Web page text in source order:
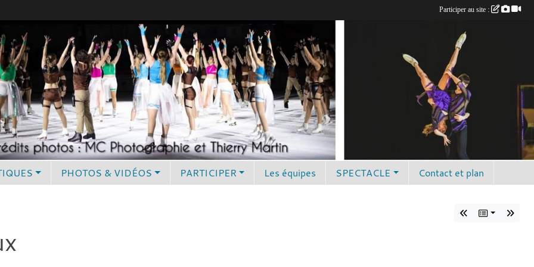
PHOTOS & VIDÉOS PARTICIPER Les équipes SPECTACLE Contact et plan
Participer au site :